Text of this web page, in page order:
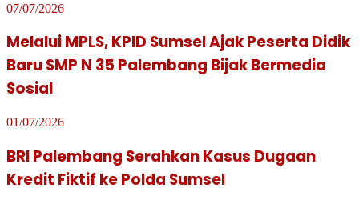
07/07/2026
Melalui MPLS, KPID Sumsel Ajak Peserta Didik
Baru SMP N 35 Palembang Bijak Bermedia
Sosial
01/07/2026
BRI Palembang Serahkan Kasus Dugaan
Kredit Fiktif ke Polda Sumsel